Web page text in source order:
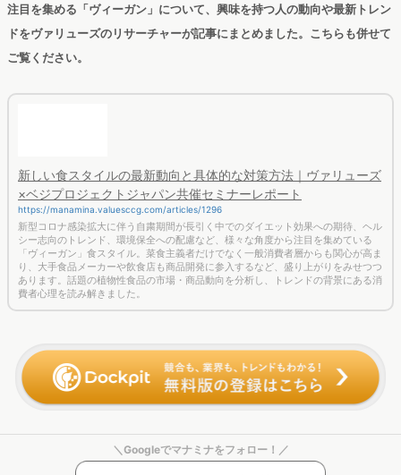
が進むのではないでしょうか。大豆ミートの今後の広がりに注
目です。
＜分析概要＞
属性情報を用いたマーケティング分析サービス「Dockpit」を使
用し、2020年7月～2021年6月のネット行動ログデータを分析
しました。※ユーザー数はヴァリューズ保有モニターでの出現率
を基に、国内ネット人口に則して推測。
▼マナミナでは大豆ミートの認知度について、アンケート調査とWeb行動
ログデータを用いて調査した内容をホワイトペーパーにまとめています。
植物性食品・大豆ミートの認知度調査レポート～興味関心層/購
入者層の特徴を分析し今後のマーケティング戦略を考察する